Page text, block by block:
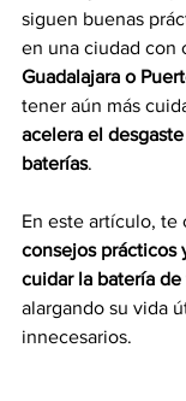
siguen buenas
en una ciudad con
Guadalajara o
tener aún más
acelera el
baterías.
En este artículo, te
consejos prácticos
cuidar la batería
alargando su vida
innecesarios.